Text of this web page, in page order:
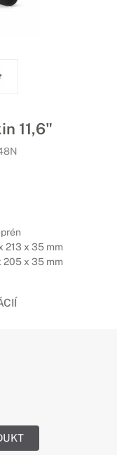
11,6"
213 x 35 mm
205 x 35 mm